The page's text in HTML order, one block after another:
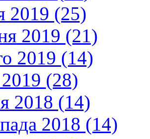
2019 (25)
2019 (21)
2019 (14)
2019 (28)
2018 (14)
2018 (14)